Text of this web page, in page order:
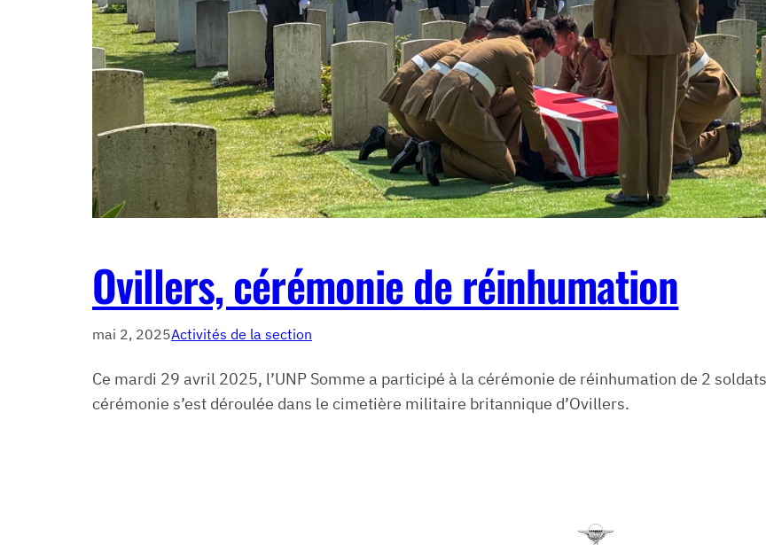
Ovillers, cérémonie de réinhumation
mai 2, 2025Activités de la section
Ce mardi 29 avril 2025, l’UNP Somme a participé à la cérémonie de réinhumation de 2
cérémonie s’est déroulée dans le cimetière militaire britannique d’Ovillers.